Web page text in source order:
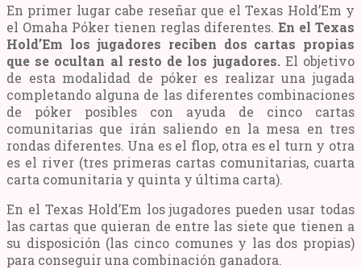
En primer lugar cabe reseñar que el Texas Hold’Em y
el Omaha Póker tienen reglas diferentes. En el Texas
Hold’Em los jugadores reciben dos cartas propias
que se ocultan al resto de los jugadores. El objetivo
de esta modalidad de póker es realizar una jugada
completando alguna de las diferentes combinaciones
de póker posibles con ayuda de cinco cartas
comunitarias que irán saliendo en la mesa en tres
rondas diferentes. Una es el flop, otra es el turn y otra
es el river (tres primeras cartas comunitarias, cuarta
carta comunitaria y quinta y última carta).
En el Texas Hold’Em los jugadores pueden usar todas
las cartas que quieran de entre las siete que tienen a
su disposición (las cinco comunes y las dos propias)
para conseguir una combinación ganadora.